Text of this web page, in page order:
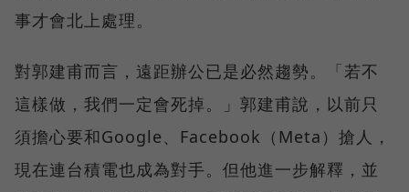
事才會北上處理。
對郭建甫而言，遠距辦公已是必然趨勢。「若不
這樣做，我們一定會死掉。」郭建甫說，以前只
須擔心要和Google、Facebook（Meta）搶人，
現在連台積電也成為對手。但他進一步解釋，並